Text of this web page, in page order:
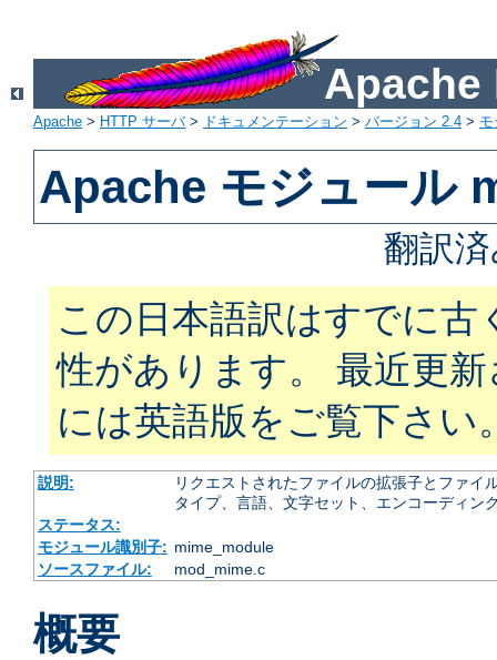
Apache
Apache > HTTP サーバ> ドキュメンテーション > バージョン 2.4 >
Apache モジュール
翻訳
この日本語訳はすでに古
性があります。 最近更
には英語版をご覧下さい
説明:
リクエストされたファイルの拡張子とファ
タイプ、言語、文字セット、エンコーディン
ステータス:
モジュール識別子: mime_module
ソースファイル:
mod_mime.c
概要